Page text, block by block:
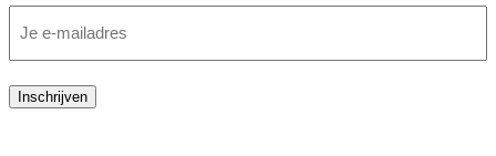
Inschrijven